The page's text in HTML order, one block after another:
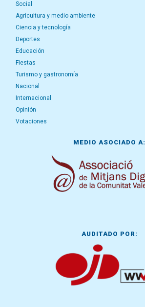
Social
Agricultura y medio ambiente
Ciencia y tecnología
Deportes
Educación
Fiestas
Turismo y gastronomía
Nacional
Internacional
Opinión
Votaciones
MEDIO ASOCIADO A:
AUDITADO POR: